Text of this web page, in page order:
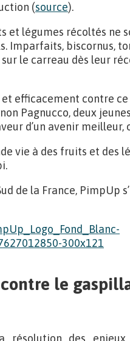
(source).
et légumes récoltés ne
Imparfaits, biscornus,
le carreau dès leur
efficacement contre
Pagnucco, deux
d’un avenir
vie à des fruits et des
de la France, PimpUp
le
résolution des enjeux